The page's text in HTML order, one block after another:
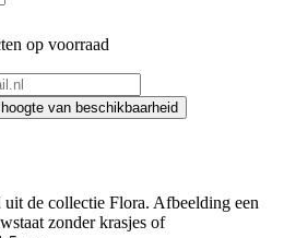
op voorraad
van beschikbaarheid
de collectie Flora. Afbeelding een
zonder krasjes of